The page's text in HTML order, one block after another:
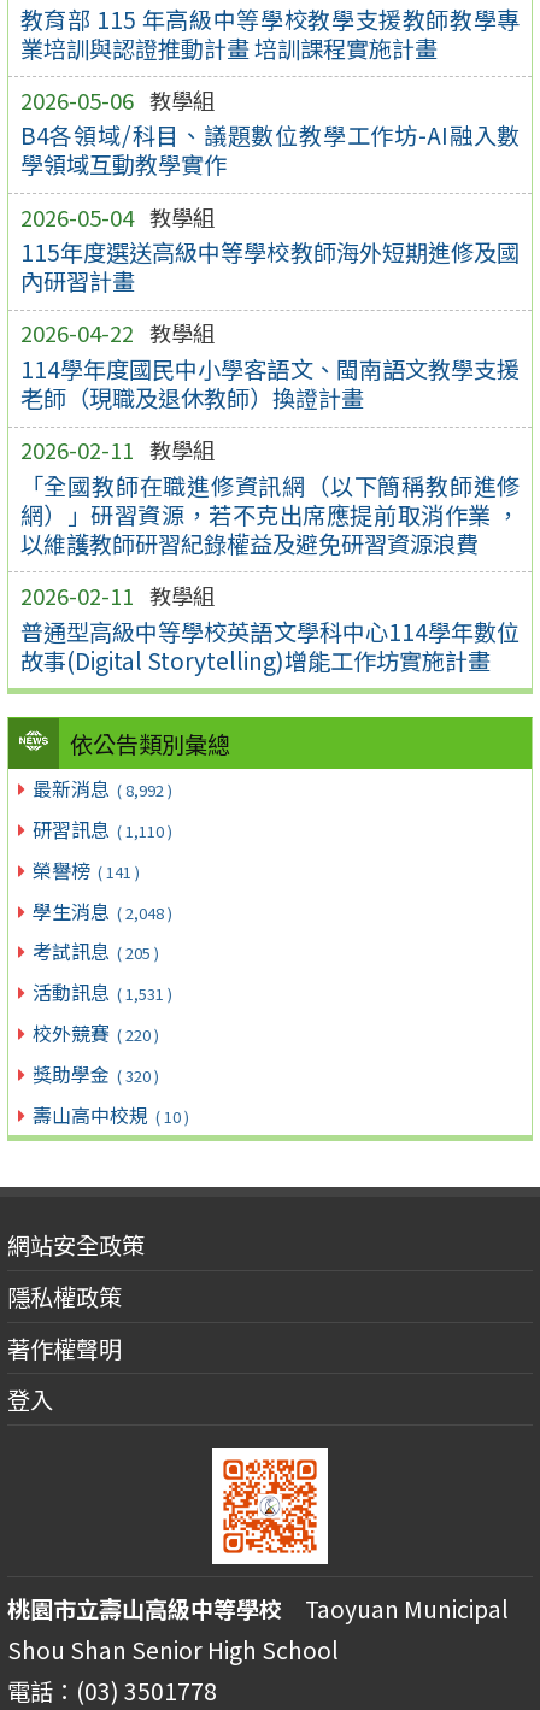
教育部 115 年高級中等學校教學支援教師教學專
業培訓與認證推動計畫 培訓課程實施計畫
2026-05-06 教學組
B4各領域/科目、議題數位教學工作坊-AI融入數
學領域互動教學實作
2026-05-04 教學組
115年度選送高級中等學校教師海外短期進修及國
內研習計畫
2026-04-22 教學組
114學年度國民中小學客語文、閩南語文教學支援
老師（現職及退休教師）換證計畫
2026-02-11 教學組
「全國教師在職進修資訊網（以下簡稱教師進修
網）」研習資源，若不克出席應提前取消作業 ，
以維護教師研習紀錄權益及避免研習資源浪費
2026-02-11 教學組
普通型高級中等學校英語文學科中心114學年數位
故事(Digital Storytelling)增能工作坊實施計畫
依公告類別彙總
最新消息 ( 8,992 )
研習訊息 ( 1,110 )
榮譽榜 ( 141 )
學生消息 ( 2,048 )
考試訊息 ( 205 )
活動訊息 ( 1,531 )
校外競賽 ( 220 )
獎助學金 ( 320 )
壽山高中校規 ( 10 )
網站安全政策
隱私權政策
著作權聲明
登入
桃園市立壽山高級中等學校 Taoyuan Municipal
Shou Shan Senior High School
電話：(03) 3501778